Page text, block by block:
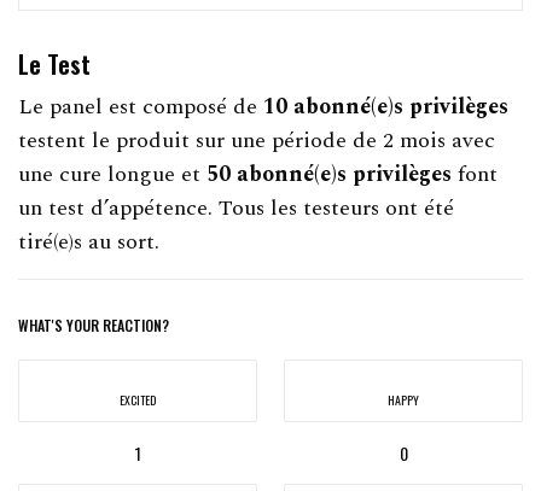
Le Test
Le panel est composé de 10 abonné(e)s privilèges
testent le produit sur une période de 2 mois avec
une cure longue et 50 abonné(e)s privilèges font
un test d’appétence. Tous les testeurs ont été
tiré(e)s au sort.
WHAT'S YOUR REACTION?
EXCITED
1
HAPPY
0